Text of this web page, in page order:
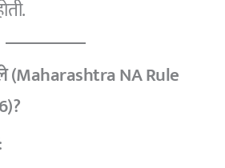
NA Rule